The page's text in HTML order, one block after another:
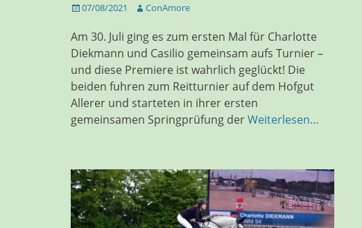
Veröffentlicht
07/08/2021 AutorConAmore
Am 30. Juli ging es zum ersten Mal für Charlotte
Diekmann und Casilio gemeinsam aufs Turnier –
und diese Premiere ist wahrlich geglückt! Die
beiden fuhren zum Reitturnier auf dem Hofgut
Allerer und starteten in ihrer ersten
gemeinsamen Springprüfung derWeiterlesen…